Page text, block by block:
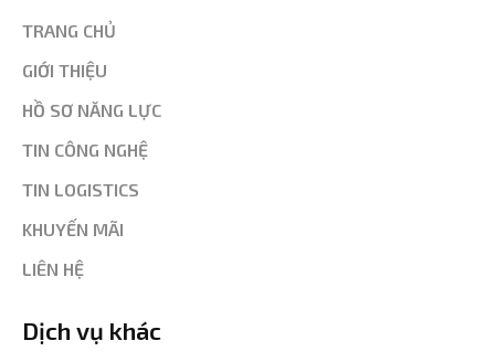
TRANG CHỦ
GIỚI THIỆU
HỒ SƠ NĂNG LỰC
TIN CÔNG NGHỆ
TIN LOGISTICS
KHUYẾN MÃI
LIÊN HỆ
Dịch vụ khác